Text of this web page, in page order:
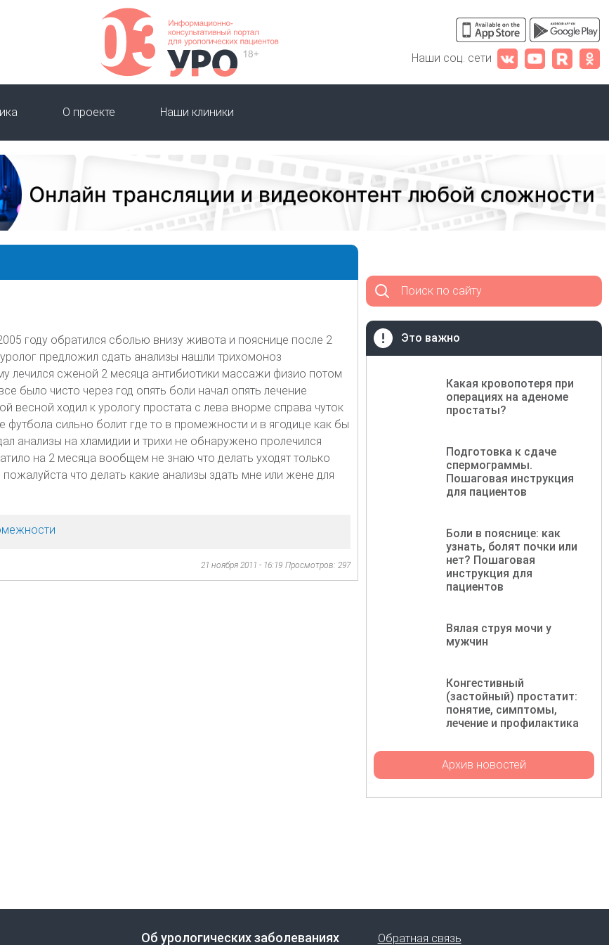
Наши соц. сети
О проекте Наши клиники
году обратился сболью внизу живота и пояснице после 2
предложил сдать анализы нашли трихомоноз
лечился сженой 2 месяца антибиотики массажи физио потом
было чисто через год опять боли начал опять лечение
весной ходил к урологу простата с лева внорме справа чуток
футбола сильно болит где то в промежности и в ягодице как бы
анализы на хламидии и трихи не обнаружено пролечился
на 2 месяца вообщем не знаю что делать уходят только
что делать какие анализы здать мне или жене для
21 ноября 2011 - 16:19 Просмотров: 297
Поиск по сайту
Это важно
Какая кровопотеря при
операциях на аденоме
простаты?
Подготовка к сдаче
спермограммы.
Пошаговая инструкция
для пациентов
Боли в пояснице: как
узнать, болят почки или
нет? Пошаговая
инструкция для
пациентов
Вялая струя мочи у
мужчин
Конгестивный
(застойный) простатит:
понятие, симптомы,
лечение и профилактика
Архив новостей
Об урологических заболеваниях Обратная связь